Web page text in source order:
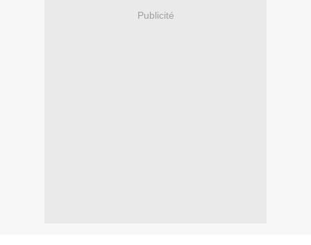
Publicité